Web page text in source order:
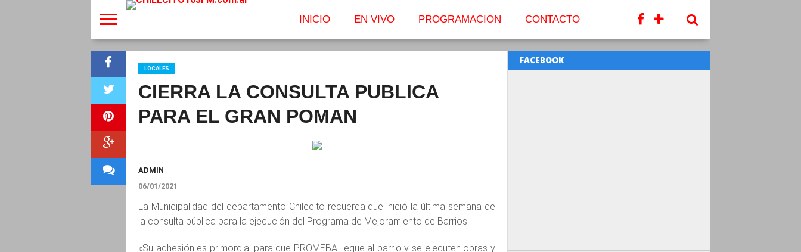
INICIO EN VIVO PROGRAMACION CONTACTO
LOCALES
CIERRA LA CONSULTA PUBLICA
PARA EL GRAN POMAN
ADMIN
06/01/2021
La Municipalidad del departamento Chilecito recuerda que inició la última semana de
la consulta pública para la ejecución del Programa de Mejoramiento de Barrios.
«Su adhesión es primordial para que PROMEBA llegue al barrio y se ejecuten obras y
FACEBOOK